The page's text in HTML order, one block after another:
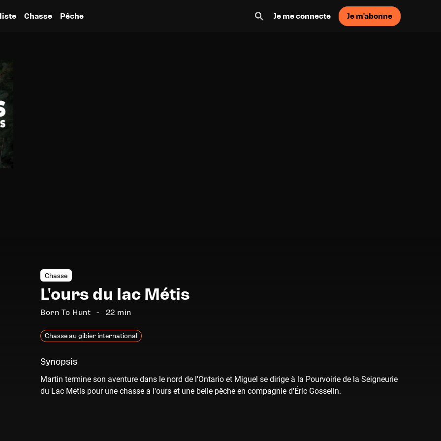
Chasse Pêche Je me connecte Je m'abonne
Chasse
L'ours du lac Métis
Born To Hunt 22 min
Chasse au gibier international
Synopsis
Martin termine son aventure dans le nord de l'Ontario et Miguel se dirige à la Pourvoirie de la Seigneurie
du Lac Metis pour une chasse a l'ours et une belle pêche en compagnie d'Éric Gosselin.